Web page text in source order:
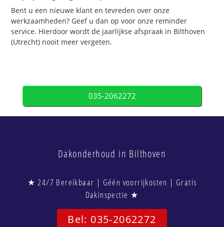
Bent u een nieuwe klant en tevreden over onze
werkzaamheden? Geef u dan op voor onze reminder
service. Hierdoor wordt de jaarlijkse afspraak in Bilthoven
(Utrecht) nooit meer vergeten.
035-2062272
Dakonderhoud in Bilthoven
★ 24/7 Bereikbaar | Géén voorrijkosten | Gratis
Dakinspectie ★
Bel: 035-2062272